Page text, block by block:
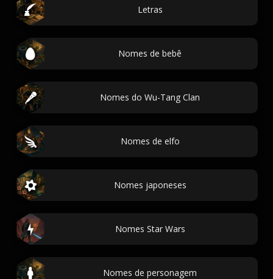
Letras
Nomes de bebê
Nomes do Wu-Tang Clan
Nomes de elfo
Nomes japoneses
Nomes Star Wars
Nomes de personagem